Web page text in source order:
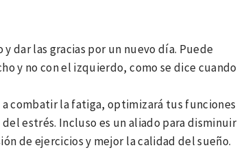
dar las gracias por un nuevo día. Puede
y no con el izquierdo, como se dice cuando
combatir la fatiga, optimizará tus funciones
estrés. Incluso es un aliado para disminuir
de ejercicios y mejor la calidad del sueño.